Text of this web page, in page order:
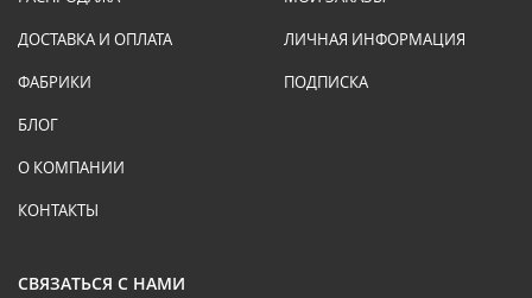
ДОСТАВКА И ОПЛАТА
ФАБРИКИ
БЛОГ
О КОМПАНИИ
КОНТАКТЫ
ЛИЧНАЯ ИНФОРМАЦИЯ
ПОДПИСКА
СВЯЗАТЬСЯ С НАМИ